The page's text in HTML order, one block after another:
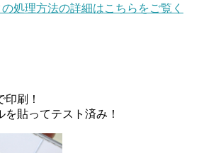
処理方法の詳細はこちらをご覧く
刷！
貼ってテスト済み！